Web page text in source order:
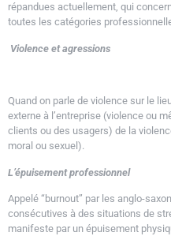
répandues actuellement, qui
toutes les catégories
Violence et agressions
Quand on parle de violence sur le
externe à l’entreprise (violence ou
clients ou des usagers) de la
moral ou sexuel).
L’épuisement professionnel
Appelé “burnout” par les anglo-
consécutives à des situations de
manifeste par un épuisement